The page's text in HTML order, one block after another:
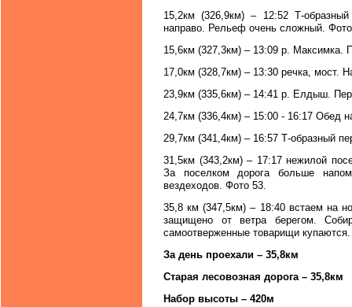
15,2км (326,9км) – 12:52 Т-
направо. Рельеф очень сложный.
15,6км (327,3км) – 13:09 р. Максимка.
17,0км (328,7км) – 13:30 речка, мост.
23,9км (335,6км) – 14:41 р. Елдыш.
24,7км (336,4км) – 15:00 - 16:17 Обед
29,7км (341,4км) – 16:57 Т-образный
31,5км (343,2км) – 17:17 нежилой
За поселком дорога больше
вездеходов. Фото 53.
35,8 км (347,5км) – 18:40 встаем на
защищено от ветра берегом.
самоотверженные товарищи
За день проехали – 35,8км
Старая лесовозная дорога – 35,8км
Набор высоты – 420м